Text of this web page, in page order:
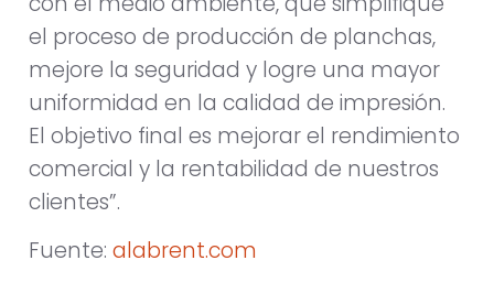
el proceso de producción de planchas,
mejore la seguridad y logre una mayor
uniformidad en la calidad de impresión.
El objetivo final es mejorar el rendimiento
comercial y la rentabilidad de nuestros
clientes”.
Fuente: alabrent.com